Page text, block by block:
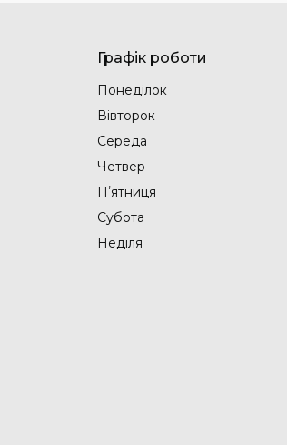
Графік роботи
Понеділок
Вівторок
Середа
Четвер
Пʼятниця
Субота
Неділя